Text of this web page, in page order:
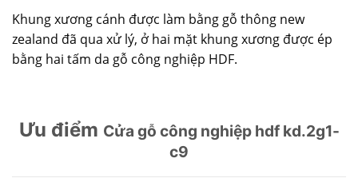
Khung xương cánh được làm bằng gỗ thông new
zealand đã qua xử lý, ở hai mặt khung xương được ép
bằng hai tấm da gỗ công nghiệp HDF.
Ưu điểm Cửa gỗ công nghiệp hdf kd.2g1-
c9